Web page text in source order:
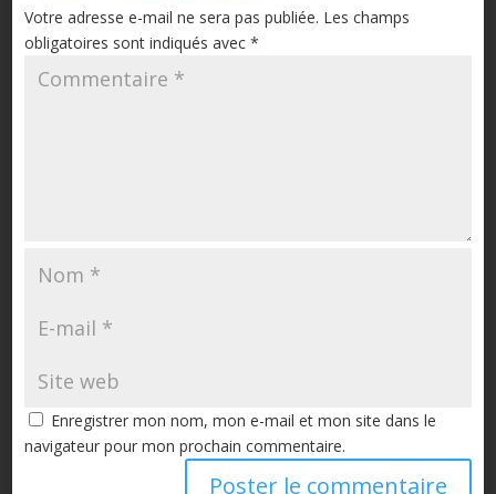
Votre adresse e-mail ne sera pas publiée. Les champs
obligatoires sont indiqués avec *
Enregistrer mon nom, mon e-mail et mon site dans le
navigateur pour mon prochain commentaire.